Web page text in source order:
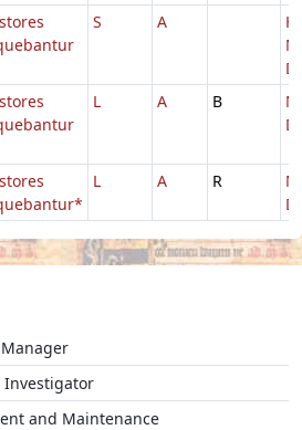
S A
L A B
L A R
and Maintenance